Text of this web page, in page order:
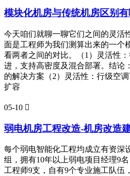
模块化机房与传统机房区别有
今天咱们就聊一聊它们之间的灵活
面是工程师为我们测算出来的一个
看两者之间的对比。（1）灵活性
进，支持高密度及混合部署。结论
的解决方案（2）灵活性：行级空
扩容
05-10 
弱电机房工程改造-机房改造
每个弱电智能化工程均成立有资深
组，拥有10年以上弱电项目经理9
工程师9支，自有9个专业施工队伍